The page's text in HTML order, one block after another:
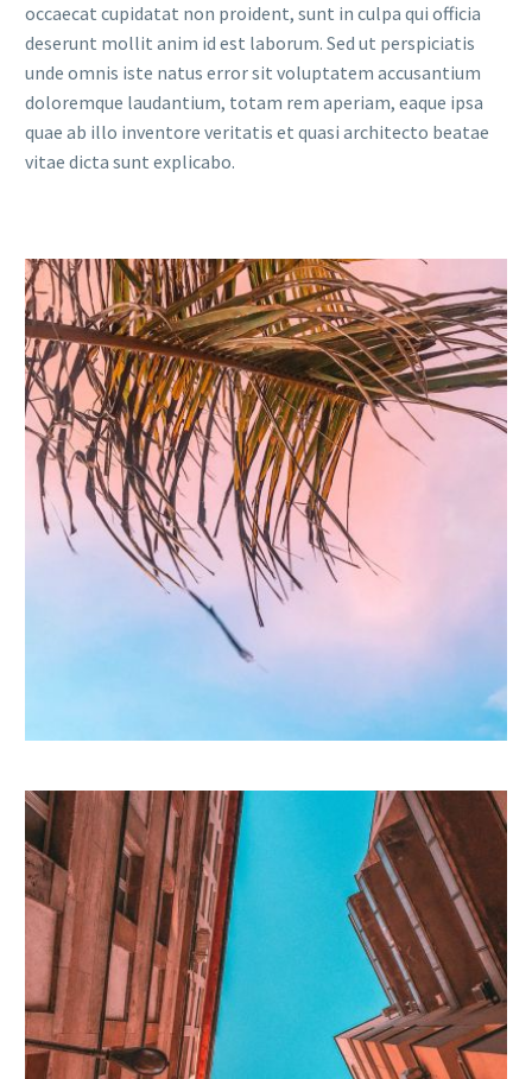
occaecat cupidatat non proident, sunt in culpa qui officia
deserunt mollit anim id est laborum. Sed ut perspiciatis
unde omnis iste natus error sit voluptatem accusantium
doloremque laudantium, totam rem aperiam, eaque ipsa
quae ab illo inventore veritatis et quasi architecto beatae
vitae dicta sunt explicabo.